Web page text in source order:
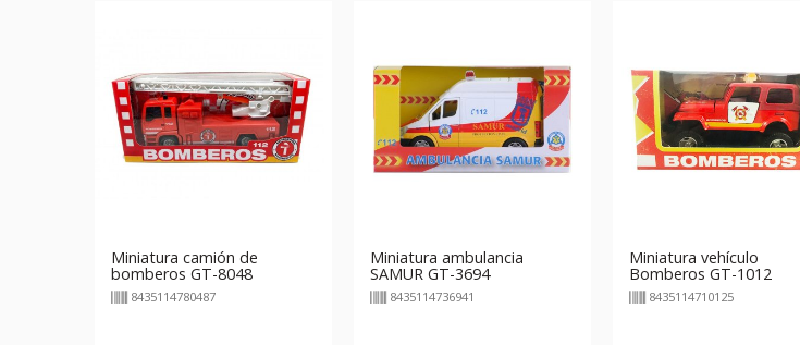
Miniatura camión de
bomberos GT-8048
8435114780487
Miniatura ambulancia
SAMUR GT-3694
8435114736941
Miniatura vehículo
Bomberos GT-1012
8435114710125